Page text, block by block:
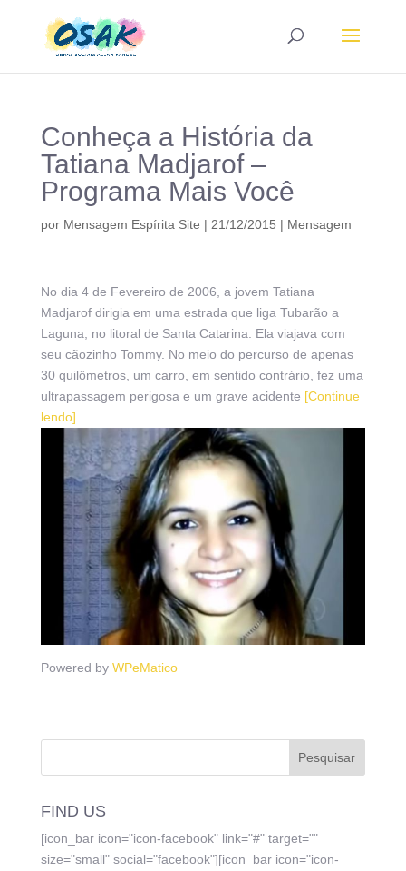
Conheça a História da
Tatiana Madjarof –
Programa Mais Você
por Mensagem Espírita Site | 21/12/2015 | Mensagem
No dia 4 de Fevereiro de 2006, a jovem Tatiana
Madjarof dirigia em uma estrada que liga Tubarão a
Laguna, no litoral de Santa Catarina. Ela viajava com
seu cãozinho Tommy. No meio do percurso de apenas
30 quilômetros, um carro, em sentido contrário, fez uma
ultrapassagem perigosa e um grave acidente [Continue
lendo]
Powered by WPeMatico
FIND US
[icon_bar icon="icon-facebook" link="#" target=""
size="small" social="facebook"][icon_bar icon="icon-